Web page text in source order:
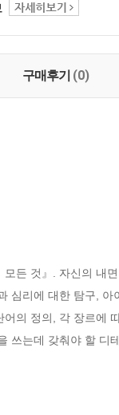
구매후기 (0)
든 것』. 자신의 내
심리에 대한 탐구,
의 정의, 각 장르에
쓰는데 갖춰야 할 디